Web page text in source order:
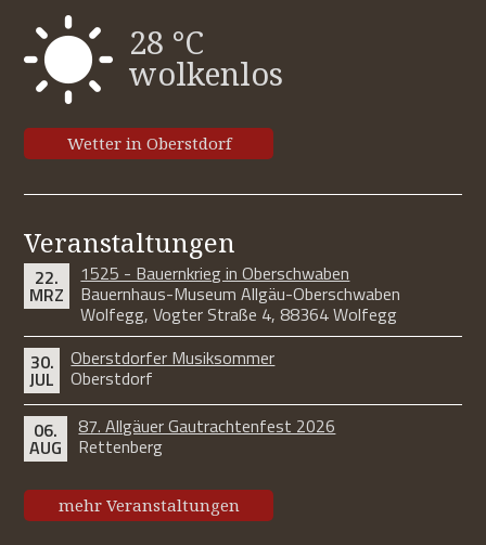
28 °C
wolkenlos
Wetter in Oberstdorf
Veranstaltungen
22.
MRZ
1525 - Bauernkrieg in Oberschwaben
Bauernhaus-Museum Allgäu-Oberschwaben
Wolfegg, Vogter Straße 4, 88364 Wolfegg
30.
JUL
Oberstdorfer Musiksommer
Oberstdorf
06.
AUG
87. Allgäuer Gautrachtenfest 2026
Rettenberg
mehr Veranstaltungen